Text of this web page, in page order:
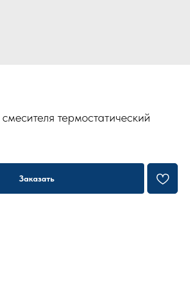
термостатический
Заказать